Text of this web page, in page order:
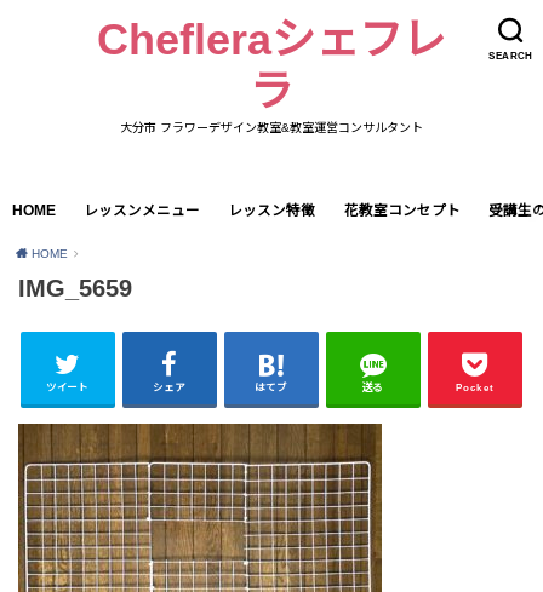
SEARCH
Chefleraシェフレ
ラ
大分市 フラワーデザイン教室&教室運営コンサルタント
HOME レッスンメニュー レッスン特徴 花教室コンセプト 受講生
HOME
IMG_5659
ツイート シェア はてブ 送る Pocket